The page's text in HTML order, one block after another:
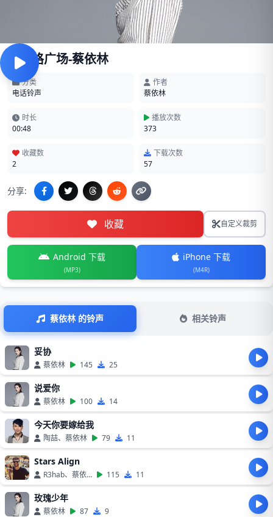
布拉格广场-蔡依林
分类
电话铃声
作者
蔡依林
时长
00:48
播放次数
373
收藏数
2
下载次数
57
分享:
收藏 自定义裁剪
Android 下载
(MP3)
iPhone 下载
(M4R)
蔡依林 的铃声 相关铃声
妥协
蔡依林 145 25
说爱你
蔡依林 100 14
今天你要嫁给我
陶喆、蔡依林 79 11
Stars Align
R3hab、蔡依林 115 11
玫瑰少年
蔡依林 87 9